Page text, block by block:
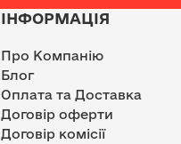
ІНФОРМАЦІЯ
Про Компанію
Блог
Оплата та Доставка
Договір оферти
Договір комісії